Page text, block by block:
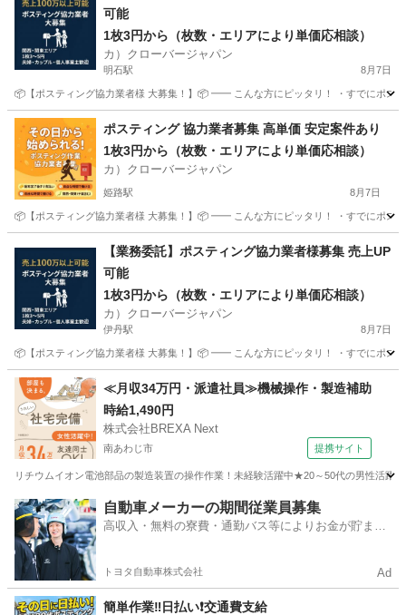
可能
1枚3円から（枚数・エリアにより単価応相談）
カ）クローバージャパン
明石駅 8月7日
📦【ポスティング協力業者様 大募集！】📦 ━━ こんな方にピッタリ！ ・すでにポス
兵庫 明石市 明石駅 軽作業 業務委託
ポスティング 協力業者募集 高単価 安定案件あり
1枚3円から（枚数・エリアにより単価応相談）
カ）クローバージャパン
姫路駅 8月7日
📦【ポスティング協力業者様 大募集！】📦 ━━ こんな方にピッタリ！ ・すでにポス
姫路駅 軽作業 業務委託契約
【業務委託】ポスティング協力業者様募集 売上UP
可能
1枚3円から（枚数・エリアにより単価応相談）
カ）クローバージャパン
伊丹駅 8月7日
📦【ポスティング協力業者様 大募集！】📦 ━━ こんな方にピッタリ！ ・すでにポス
兵庫 伊丹市 伊丹駅 軽作業 業務委託
≪月収34万円・派遣社員≫機械操作・製造補助
時給1,490円
株式会社BREXA Next
南あわじ市 提携サイト
リチウムイオン電池部品の製造装置の操作作業！未経験活躍中★20～50代の男性活
兵庫 南あわじ市 その他
自動車メーカーの期間従業員募集
高収入・無料の寮費・通勤バス等によりお金が貯まり
トヨタ自動車株式会社 Ad
簡単作業‼️日払い❗️交通費支給